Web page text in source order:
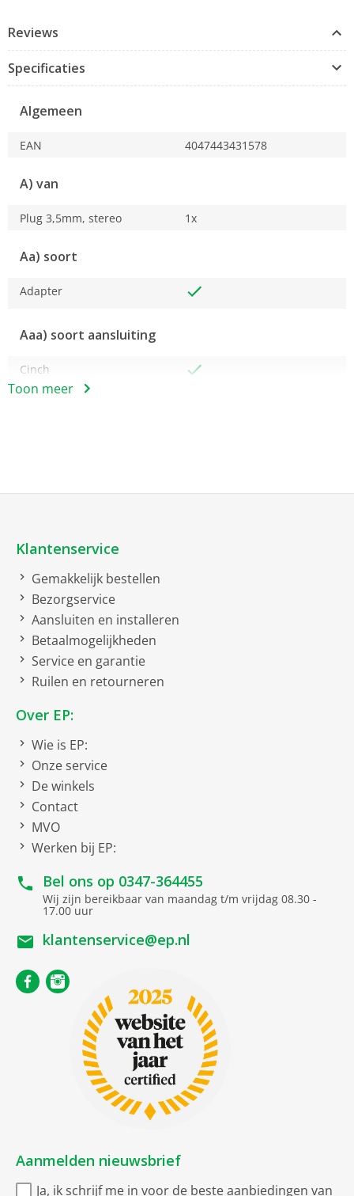
Reviews
Specificaties
Algemeen
EAN 4047443431578
A) van
Plug 3,5mm, stereo 1x
Aa) soort
Adapter
Aaa) soort aansluiting
Cinch
bruto breedte
bruto hoogte
bruto diepte
bruto gewicht
Netto afmetingen
Toepassing
Audio
Toon meer
Klantenservice
Gemakkelijk bestellen
Bezorgservice
Aansluiten en installeren
Betaalmogelijkheden
Service en garantie
Ruilen en retourneren
Over EP:
Wie is EP:
Onze service
De winkels
Contact
MVO
Werken bij EP:
Bel ons op 0347-364455
Wij zijn bereikbaar van maandag t/m vrijdag 08.30 -
17.00 uur
klantenservice@ep.nl
Aanmelden nieuwsbrief
Ja, ik schrijf me in voor de beste aanbiedingen van